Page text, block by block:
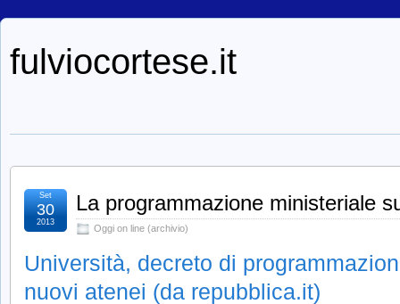
fulviocortese.it
La programmazione ministeriale
Oggi on line (archivio)
Set
30
2013
Università, decreto di
nuovi atenei (da repubblica.it)